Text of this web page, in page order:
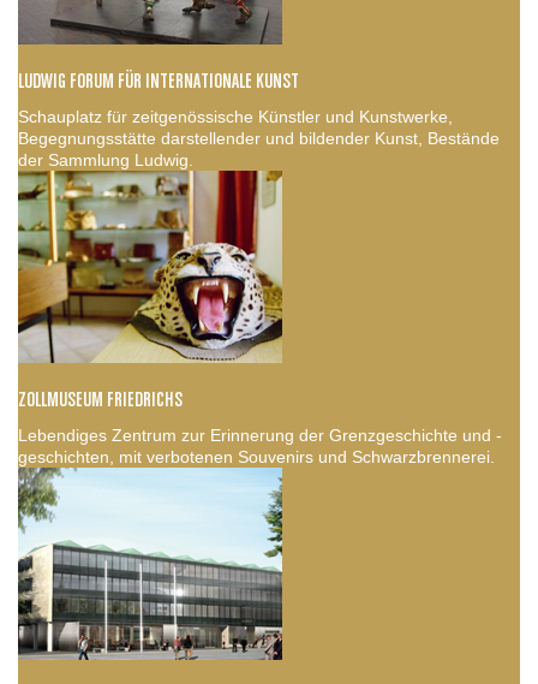
LUDWIG FORUM FÜR INTERNATIONALE KUNST
Schauplatz für zeitgenössische Künstler und Kunstwerke,
Begegnungsstätte darstellender und bildender Kunst, Bestände
der Sammlung Ludwig.
ZOLLMUSEUM FRIEDRICHS
Lebendiges Zentrum zur Erinnerung der Grenzgeschichte und -
geschichten, mit verbotenen Souvenirs und Schwarzbrennerei.